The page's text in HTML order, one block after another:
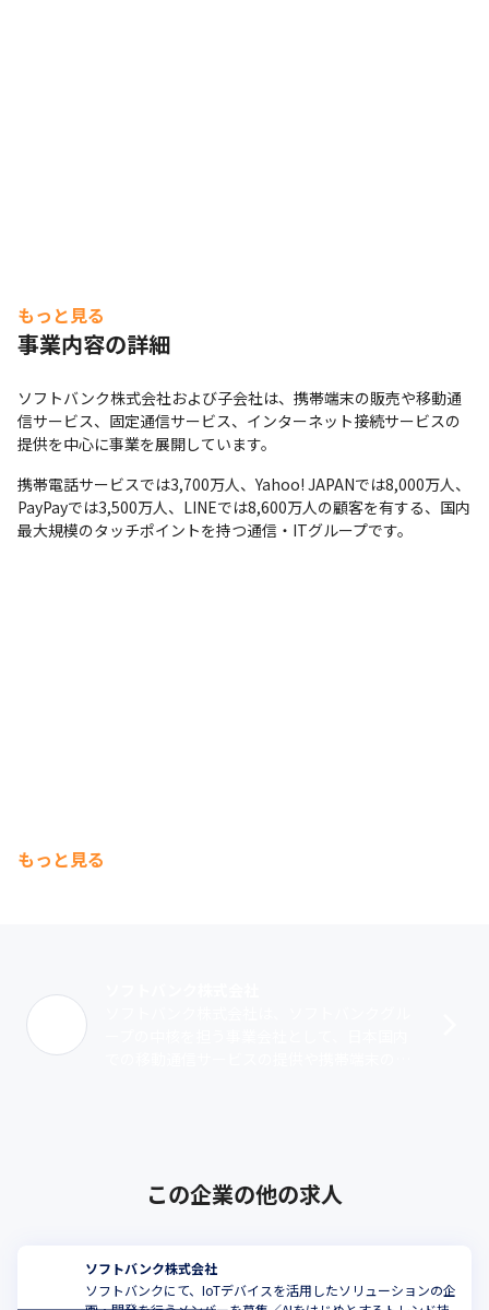
もっと見る
事業内容の詳細
ソフトバンク株式会社および子会社は、携帯端末の販売や移動通
信サービス、固定通信サービス、インターネット接続サービスの
提供を中心に事業を展開しています。
携帯電話サービスでは3,700万人、Yahoo! JAPANでは8,000万人、
PayPayでは3,500万人、LINEでは8,600万人の顧客を有する、国内
最大規模のタッチポイントを持つ通信・ITグループです。
もっと見る
この企業の他の求人
ソフトバンク株式会社
ソフトバンクにて、IoTデバイスを活用したソリューションの企